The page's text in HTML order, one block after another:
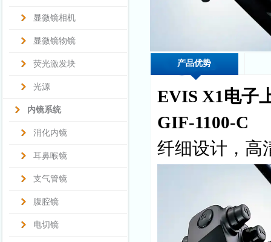
显微镜相机
显微镜物镜
荧光激发块
光源
内镜系统
消化内镜
耳鼻喉镜
支气管镜
腹腔镜
电切镜
产品优势
EVIS X1电子
GIF-1100-C
纤细设计，高